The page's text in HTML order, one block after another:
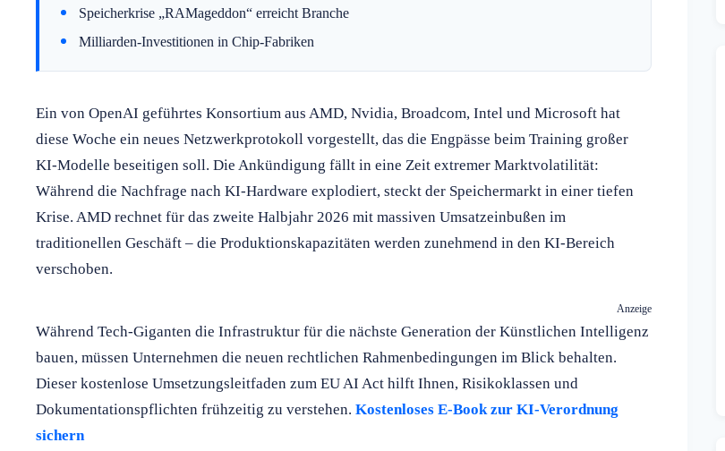
Speicherkrise „RAMageddon“ erreicht Branche
Milliarden-Investitionen in Chip-Fabriken
Ein von OpenAI geführtes Konsortium aus AMD, Nvidia, Broadcom, Intel und Microsoft hat
diese Woche ein neues Netzwerkprotokoll vorgestellt, das die Engpässe beim Training großer
KI-Modelle beseitigen soll. Die Ankündigung fällt in eine Zeit extremer Marktvolatilität:
Während die Nachfrage nach KI-Hardware explodiert, steckt der Speichermarkt in einer tiefen
Krise. AMD rechnet für das zweite Halbjahr 2026 mit massiven Umsatzeinbußen im
traditionellen Geschäft – die Produktionskapazitäten werden zunehmend in den KI-Bereich
verschoben.
Anzeige
Während Tech-Giganten die Infrastruktur für die nächste Generation der Künstlichen Intelligenz
bauen, müssen Unternehmen die neuen rechtlichen Rahmenbedingungen im Blick behalten.
Dieser kostenlose Umsetzungsleitfaden zum EU AI Act hilft Ihnen, Risikoklassen und
Dokumentationspflichten frühzeitig zu verstehen. Kostenloses E-Book zur KI-Verordnung
sichern